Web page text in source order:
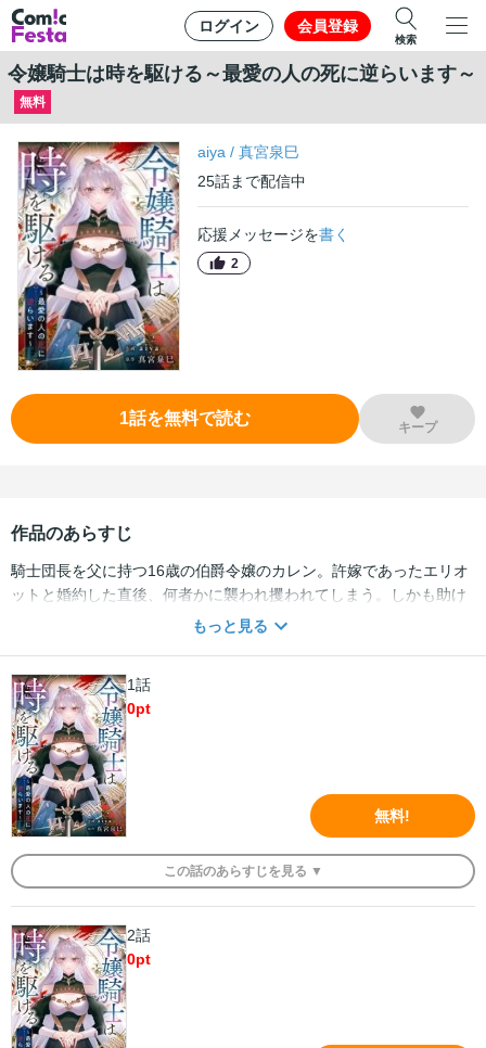
ログイン 会員登録
検索
令嬢騎士は時を駆ける～最愛の人の死に逆らいます～
無料
aiya /真宮泉巳
25話まで配信中
応援メッセージを書く
2
1話を無料で読む キープ
作品のあらすじ
騎士団長を父に持つ16歳の伯爵令嬢のカレン。許嫁であったエリオ
ットと婚約した直後、何者かに襲われ攫われてしまう。しかも助け
に来たエリオットが、カレンをかばい命を落とし――カレンは祖母
開くと、11歳に回帰していた。 これを機にエリオットを守るため人
生をやり直そうとするカレン。けれど前回より早く婚約が決まると
襲撃も早く、エリオットをまた失ってしまう。 「強くなろう。もっ
と強く――父のように」 再び回帰したカレンは騎士団へ。 元凶を見
つけるため、今度こそ彼を死なせないために――
もっと見る
1話
0pt
無料!
この話のあらすじを 見る ▼
2話
0pt